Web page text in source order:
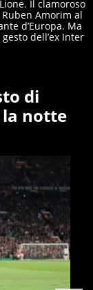
Il clamoroso
Amorim al
d’Europa. Ma
dell’ex Inter
di
la notte